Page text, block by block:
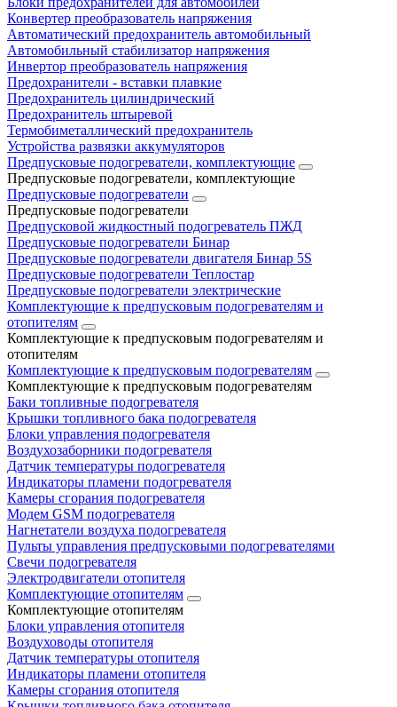
Конвертер преобразователь напряжения
Автоматический предохранитель автомобильный
Автомобильный стабилизатор напряжения
Инвертор преобразователь напряжения
Предохранители - вставки плавкие
Предохранитель цилиндрический
Предохранитель штыревой
Термобиметаллический предохранитель
Устройства развязки аккумуляторов
Предпусковые подогреватели, комплектующие
Предпусковые подогреватели, комплектующие
Предпусковые подогреватели
Предпусковые подогреватели
Предпусковой жидкостный подогреватель ПЖД
Предпусковые подогреватели Бинар
Предпусковые подогреватели двигателя Бинар 5S
Предпусковые подогреватели Теплостар
Предпусковые подогреватели электрические
Комплектующие к предпусковым подогревателям и
отопителям
Комплектующие к предпусковым подогревателям и
отопителям
Комплектующие к предпусковым подогревателям
Комплектующие к предпусковым подогревателям
Баки топливные подогревателя
Крышки топливного бака подогревателя
Блоки управления подогревателя
Воздухозаборники подогревателя
Датчик температуры подогревателя
Индикаторы пламени подогревателя
Камеры сгорания подогревателя
Модем GSM подогревателя
Нагнетатели воздуха подогревателя
Пульты управления предпусковыми подогревателями
Свечи подогревателя
Электродвигатели отопителя
Комплектующие отопителям
Комплектующие отопителям
Блоки управления отопителя
Воздуховоды отопителя
Датчик температуры отопителя
Индикаторы пламени отопителя
Камеры сгорания отопителя